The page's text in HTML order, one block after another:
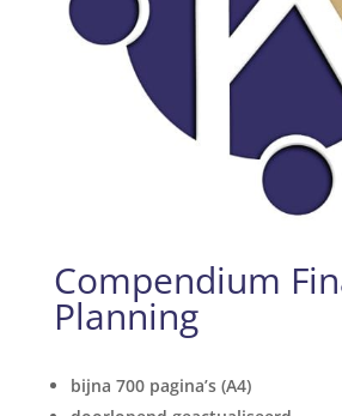
Compendium
Planning
bijna 700 pagina’s (A4)